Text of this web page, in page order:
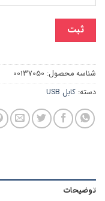
ثبت
شناسه محصول: 00137050
دسته: کابل USB
توضیحات